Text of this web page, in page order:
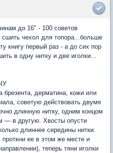
до 16" - 100 советов
чехол для топора...больше
книгу первый раз - а до сих пор
в одну нитку и две иголки...
брезента, дерматина, кожи или
советую действовать двумя
длинную нитку, одним концом
— в другую. Хвосты опусти
длиннее середины нитки.
ее в этом же месте и
теперь тяни иголки